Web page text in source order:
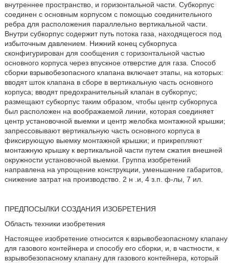
внутреннее пространство, и горизонтальной части. Субкорпус
соединен с основным корпусом с помощью соединительного
ребра для расположения параллельно вертикальной части.
Внутри субкорпус содержит путь потока газа, находящегося под
избыточным давлением. Нижний конец субкорпуса
сконфигурирован для сообщения с горизонтальной частью
основного корпуса через впускное отверстие для газа. Способ
сборки взрывобезопасного клапана включает этапы, на которых:
вводят шток клапана в сборе в вертикальную часть основного
корпуса; вводят предохранительный клапан в субкорпус;
размещают субкорпус таким образом, чтобы центр субкорпуса
был расположен на воображаемой линии, которая соединяет
центр установочной выемки и центр желобка монтажной крышки;
запрессовывают вертикальную часть основного корпуса в
фиксирующую выемку монтажной крышки; и прикрепляют
монтажную крышку к вертикальной части путем сжатия внешней
окружности установочной выемки. Группа изобретений
направлена на упрощение конструкции, уменьшение габаритов,
снижение затрат на производство. 2 н .и, 4 з.п. ф-лы, 7 ил.
ПРЕДПОСЫЛКИ СОЗДАНИЯ ИЗОБРЕТЕНИЯ
Область техники изобретения
Настоящее изобретение относится к взрывобезопасному клапану
для газового контейнера и способу его сборки, и, в частности, к
взрывобезопасному клапану для газового контейнера, который